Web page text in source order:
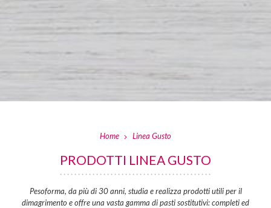
Home Linea Gusto
PRODOTTI LINEA GUSTO
Pesoforma, da più di 30 anni, studia e realizza prodotti utili per il
dimagrimento e offre una vasta gamma di pasti sostitutivi: completi ed